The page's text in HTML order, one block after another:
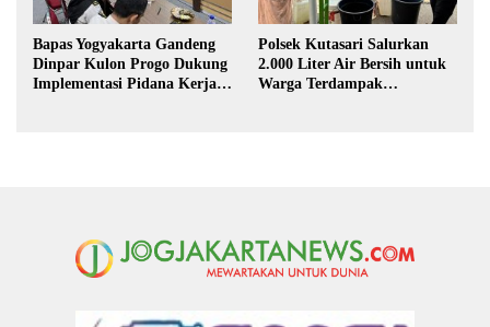
Bapas Yogyakarta Gandeng
Dinpar Kulon Progo Dukung
Implementasi Pidana Kerja
Polsek Kutasari Salurkan
2.000 Liter Air Bersih untuk
Warga Terdampak